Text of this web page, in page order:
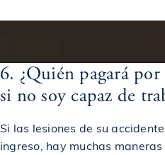
6. ¿Quién pagará
si no soy capaz de
Si las lesiones de su
ingreso, hay muchas
$2,152,500 Acuerdo en caso
$2,200,000 Premiado en un